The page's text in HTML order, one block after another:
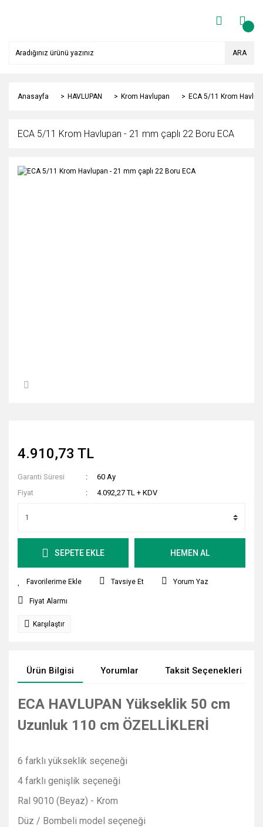
ARA
Anasayfa HAVLUPAN Krom Havlupan ECA 5/11 Krom
ECA 5/11 Krom Havlupan - 21 mm çaplı 22 Boru ECA
4.910,73 TL
Garanti Süresi
60 Ay
Fiyat
4.092,27 TL + KDV
SEPETE EKLE HEMEN AL
Tavsiye Et Yorum Yaz
Fiyat Alarmı
Karşılaştır
Ürün Bilgisi Yorumlar Taksit Seçenekleri
ECA HAVLUPAN Yükseklik 50 cm
Uzunluk 110 cm ÖZELLİKLERİ
6 farklı yükseklik seçeneği
4 farklı genişlik seçeneği
Ral 9010 (Beyaz) - Krom
Düz / Bombeli model seçeneği